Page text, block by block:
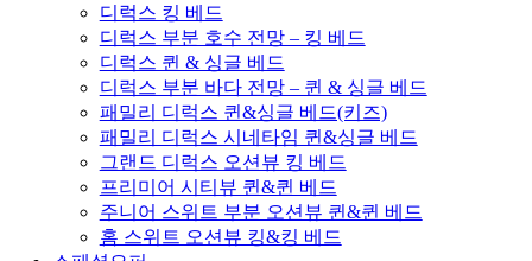
디럭스 킹 베드
디럭스 부분 호수 전망 – 킹 베드
디럭스 퀸 & 싱글 베드
디럭스 부분 바다 전망 – 퀸 & 싱글 베드
패밀리 디럭스 퀸&싱글 베드(키즈)
패밀리 디럭스 시네타임 퀸&싱글 베드
그랜드 디럭스 오션뷰 킹 베드
프리미어 시티뷰 퀸&퀸 베드
주니어 스위트 부분 오션뷰 퀸&퀸 베드
홈 스위트 오션뷰 킹&킹 베드